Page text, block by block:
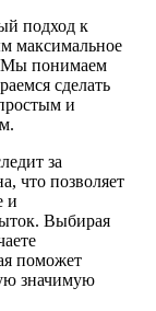
подход к
максимальное
Мы понимаем
сделать
и
за
что позволяет
и
Выбирая
поможет
значимую